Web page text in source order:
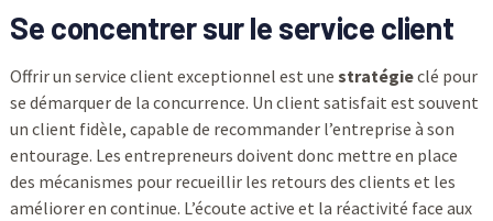
Se concentrer sur le service client
Offrir un service client exceptionnel est une stratégieclé pour
se démarquer de la concurrence. Un client satisfait est souvent
un client fidèle, capable de recommander l’entreprise à son
entourage. Les entrepreneurs doivent donc mettre en place
des mécanismes pour recueillir les retours des clients et les
améliorer en continue. L’écoute active et la réactivité face aux